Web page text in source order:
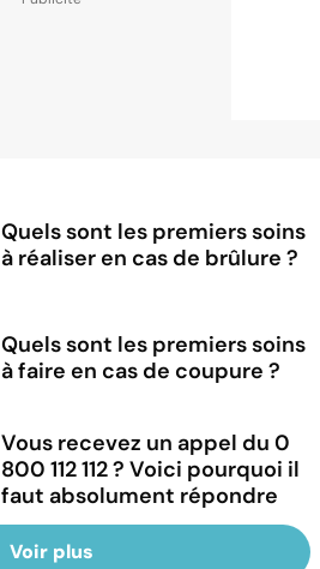
Quels sont les premiers soins
à réaliser en cas de brûlure ?
Quels sont les premiers soins
à faire en cas de coupure ?
Vous recevez un appel du 0
800 112 112 ? Voici pourquoi il
faut absolument répondre
Voir plus